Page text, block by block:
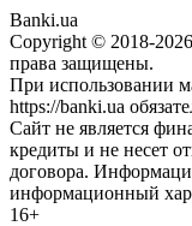
Banki.ua
Copyright © 2018-
права защищены.
При использовании
https://banki.ua
Сайт не является
кредиты и не несет
договора.
информационный
16+